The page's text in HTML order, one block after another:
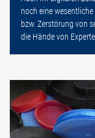
noch eine
bzw. Zerstörung von
die Hände von